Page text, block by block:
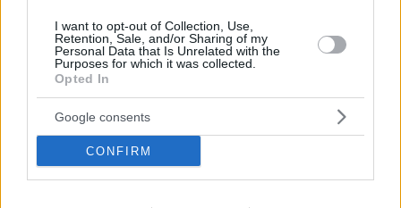
I want to opt-out of Collection, Use,
Retention, Sale, and/or Sharing of my
Personal Data that Is Unrelated with the
Purposes for which it was collected.
Opted In
Google consents
CONFIRM